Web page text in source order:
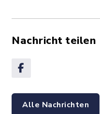
Nachricht teilen
Alle Nachrichten